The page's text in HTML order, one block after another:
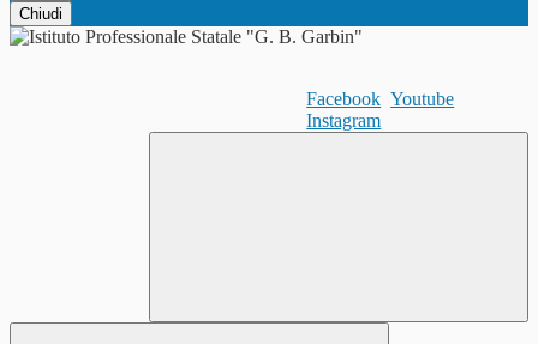
Chiudi
Facebook Youtube
Instagram